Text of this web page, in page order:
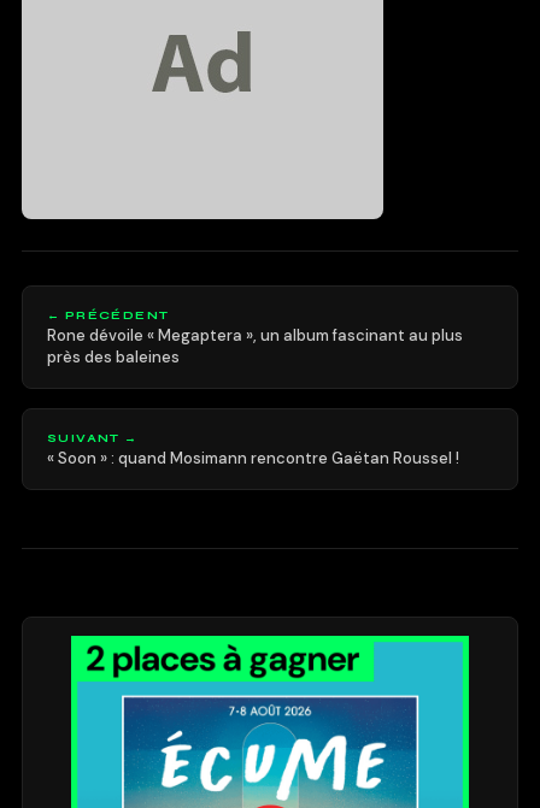
← PRÉCÉDENT
Rone dévoile « Megaptera », un album fascinant au plus
près des baleines
SUIVANT →
« Soon » : quand Mosimann rencontre Gaëtan Roussel !